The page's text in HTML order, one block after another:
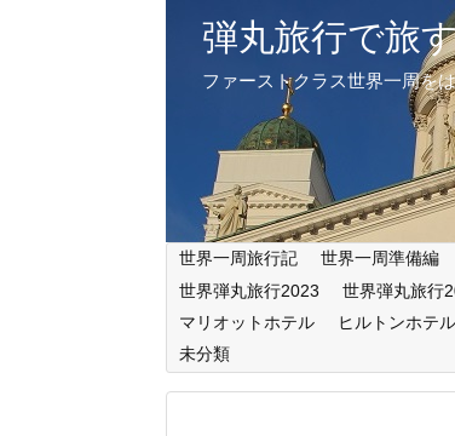
弾丸旅行で旅
ファーストクラス世界一周を
世界一周旅行記 世界一周準備編
世界弾丸旅行2023
世界弾丸旅行
マリオットホテル
ヒルトンホテル
未分類